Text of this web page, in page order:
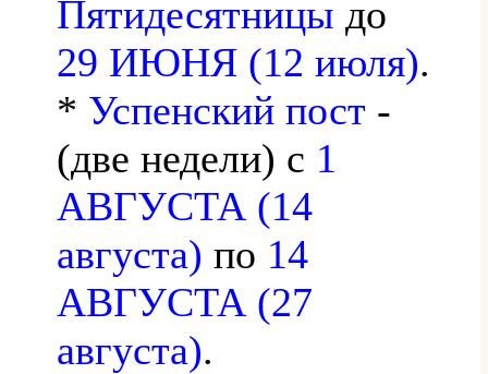
Пятидесятницы до
29 ИЮНЯ (12 июля).
* Успенский пост -
(две недели) с 1
АВГУСТА (14
августа) по 14
АВГУСТА (27
августа).